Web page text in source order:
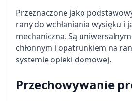
Przeznaczone jako
rany do wchłaniania wysięku i
mechaniczna. Są
chłonnym i opatrunkiem na
systemie opieki domowej.
Przechowywanie
Tworzenie profili w celu
spersonalizowanych reklam
Wykorzystanie profili do wyboru
spersonalizowanych reklam
Wykorzystywanie profili w celu